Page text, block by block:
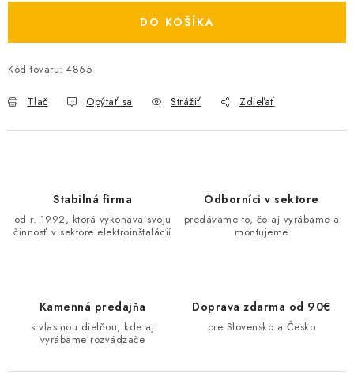
REFERENCIE
B2B SEKCIA
Ochrana osobných údajov
DO KOŠÍKA
Kód tovaru: 4865
Tlač Opýtať sa Strážiť Zdieľať
Stabilná firma
od r. 1992, ktorá vykonáva svoju
činnosť v sektore elektroinštalácií
Odborníci v sektore
predávame to, čo aj vyrábame a
montujeme
Kamenná predajňa
s vlastnou dielňou, kde aj
vyrábame rozvádzače
Doprava zdarma od 90€
pre Slovensko a Česko